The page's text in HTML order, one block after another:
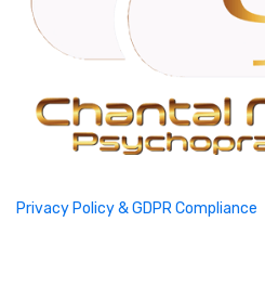
Privacy Policy & GDPR Compliance